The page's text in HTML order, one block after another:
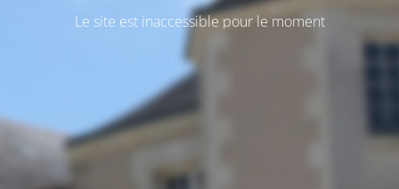
Le site est inaccessible pour le moment